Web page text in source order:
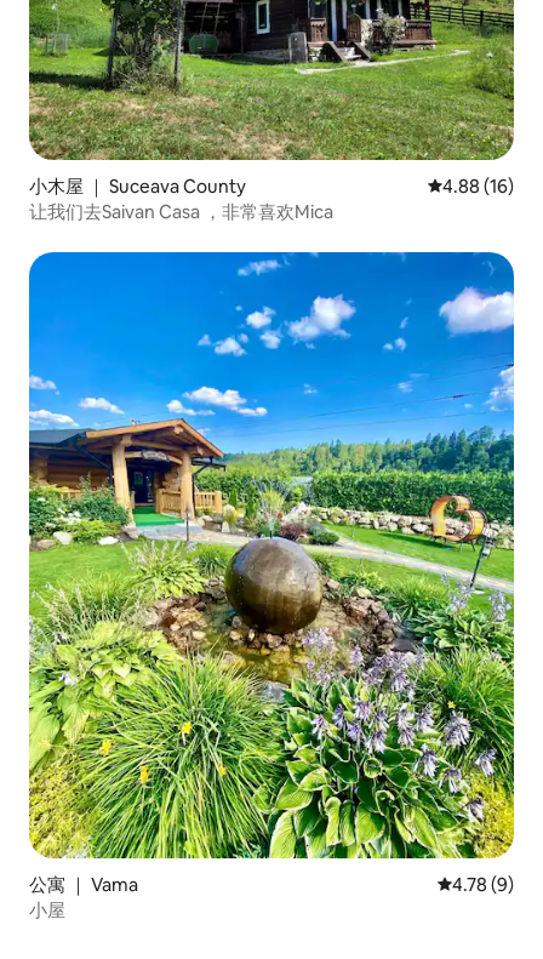
小木屋 ｜ Suceava County 平均评分
4.88 (16)
让我们去Saivan Casa ，非常喜欢Mica
公寓 ｜ Vama 平均评分
4.78 (9)
小屋